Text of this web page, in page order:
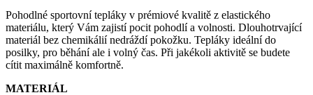
Pohodlné sportovní tepláky v prémiové kvalitě z elastického
materiálu, který Vám zajistí pocit pohodlí a volnosti. Dlouhotrvající
materiál bez chemikálií nedráždí pokožku. Tepláky ideální do
posilky, pro běhání ale i volný čas. Při jakékoli aktivitě se budete
cítit maximálně komfortně.
MATERIÁL